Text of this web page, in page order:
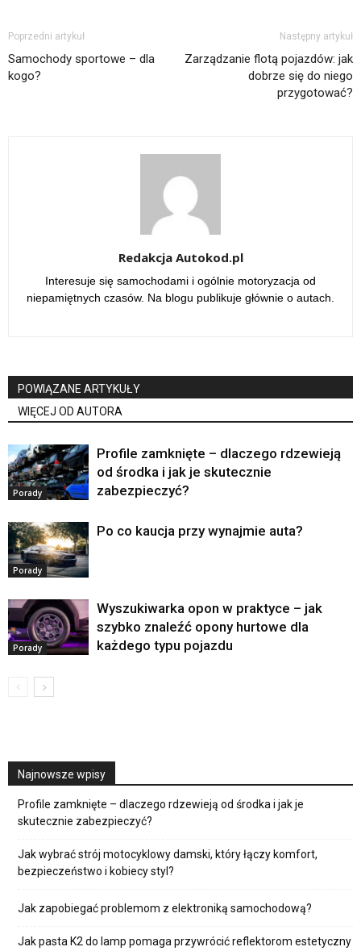
Poprzedni artykuł
Samochody sportowe – dla
kogo?
Następny artykuł
Zarządzanie flotą pojazdów: jak
dobrze się do niego
przygotować?
Redakcja Autokod.pl
Interesuje się samochodami i ogólnie motoryzacja od
niepamiętnych czasów. Na blogu publikuje głównie o autach.
POWIĄZANE ARTYKUŁY
WIĘCEJ OD AUTORA
Porady
Profile zamknięte – dlaczego rdzewieją
od środka i jak je skutecznie
zabezpieczyć?
Porady
Po co kaucja przy wynajmie auta?
Porady
Wyszukiwarka opon w praktyce – jak
szybko znaleźć opony hurtowe dla
każdego typu pojazdu
Najnowsze wpisy
Profile zamknięte – dlaczego rdzewieją od środka i jak je
skutecznie zabezpieczyć?
Jak wybrać strój motocyklowy damski, który łączy komfort,
bezpieczeństwo i kobiecy styl?
Jak zapobiegać problemom z elektroniką samochodową?
Jak pasta K2 do lamp pomaga przywrócić reflektorom estetyczny